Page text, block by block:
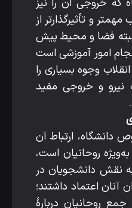
و تأثیرگذارتر از
فضا و محیط پیش
امور آموزشی است
وجوه بسیاری را
نیرو و خروجی مفید
ارتباط آن
روحانیان است،
نقش دانشجویان در
آنان اعتماد داشتند؛
روحانیان دربارۀ